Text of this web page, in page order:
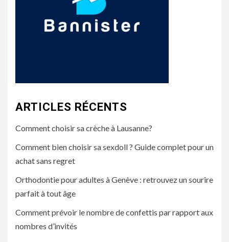
ARTICLES RÉCENTS
Comment choisir sa crèche à Lausanne?
Comment bien choisir sa sexdoll ? Guide complet pour un
achat sans regret
Orthodontie pour adultes à Genève : retrouvez un sourire
parfait à tout âge
Comment prévoir le nombre de confettis par rapport aux
nombres d’invités